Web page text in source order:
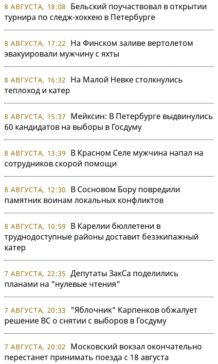
8 АВГУСТА, 18:08
Бельский поучаствовал в открытии
турнира по следж-хоккею в Петербурге
8 АВГУСТА, 17:22
На Финском заливе вертолетом
эвакуировали мужчину с яхты
8 АВГУСТА, 16:32
На Малой Невке столкнулись
теплоход и катер
8 АВГУСТА, 15:37
Мейксин: В Петербурге выдвинулись
60 кандидатов на выборы в Госдуму
8 АВГУСТА, 13:39
В Красном Селе мужчина напал на
сотрудников скорой помощи
8 АВГУСТА, 12:30
В Сосновом Бору повредили
памятник воинам локальных конфликтов
8 АВГУСТА, 10:59
В Карелии бюллетени в
труднодоступные районы доставит безэкипажный
катер
7 АВГУСТА, 22:35 Депутаты ЗакСа поделились
планами на "нулевые чтения"
7 АВГУСТА, 20:33
"Яблочник" Карпенков обжалует
решение ВС о снятии с выборов в Госдуму
7 АВГУСТА, 20:02
Московский вокзал окончательно
перестанет принимать поезда с 18 августа